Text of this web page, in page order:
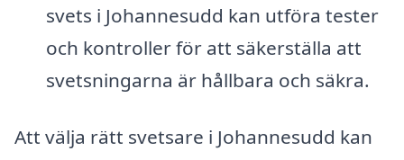
svets i Johannesudd kan utföra tester
och kontroller för att säkerställa att
svetsningarna är hållbara och säkra.
Att välja rätt svetsare i Johannesudd kan